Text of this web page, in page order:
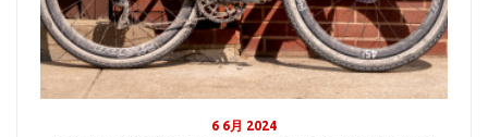
6 6月 2024